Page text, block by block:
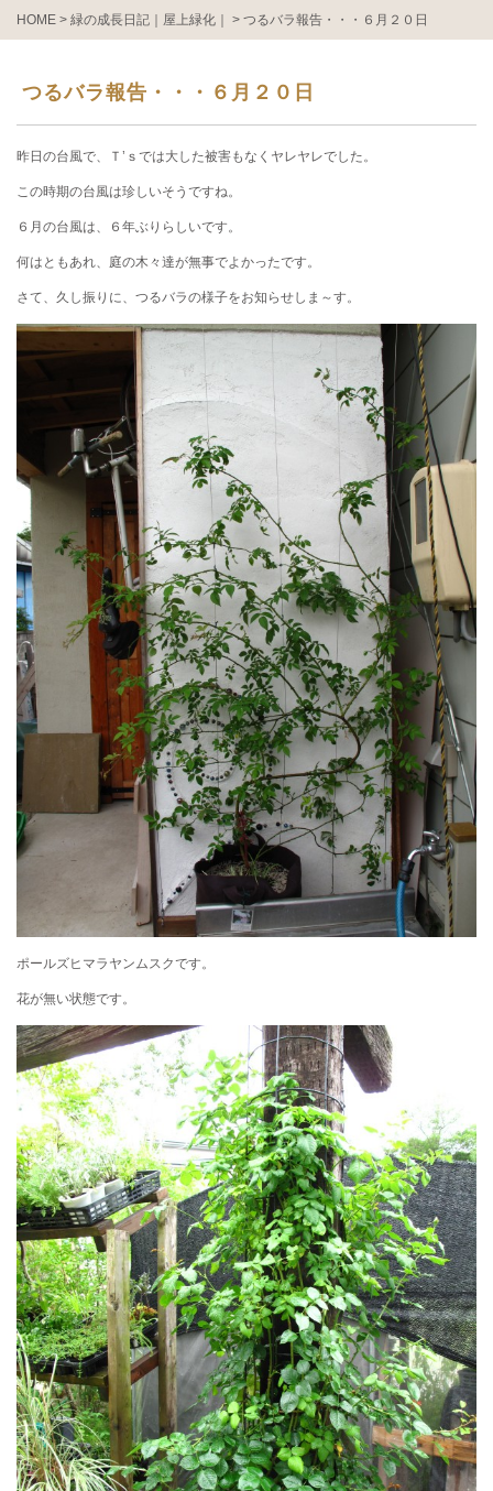
HOME > 緑の成長日記｜屋上緑化｜ > つるバラ報告・・・６月２０日
つるバラ報告・・・６月２０日
昨日の台風で、Ｔ’ｓでは大した被害もなくヤレヤレでした。
この時期の台風は珍しいそうですね。
６月の台風は、６年ぶりらしいです。
何はともあれ、庭の木々達が無事でよかったです。
さて、久し振りに、つるバラの様子をお知らせしま～す。
ポールズヒマラヤンムスクです。
花が無い状態です。